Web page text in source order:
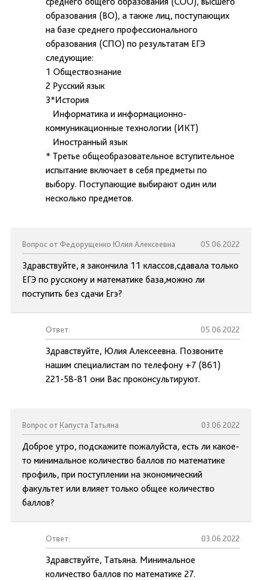
образования (ВО), а также лиц, поступающих
на базе среднего профессионального
образования (СПО) по результатам ЕГЭ
следующие:
1 Обществознание
2 Русский язык
3*История
Информатика и информационно-
коммуникационные технологии (ИКТ)
Иностранный язык
* Третье общеобразовательное вступительное
испытание включает в себя предметы по
выбору. Поступающие выбирают один или
несколько предметов.
Вопрос от Федорущенко Юлия Алексеевна 05.06.2022
Здравствуйте, я закончила 11 классов,сдавала только
ЕГЭ по русскому и математике база,можно ли
поступить без сдачи Егэ?
Ответ: 05.06.2022
Здравствуйте, Юлия Алексеевна. Позвоните
нашим специалистам по телефону +7 (861)
221-58-81 они Вас проконсультируют.
Вопрос от Капуста Татьяна 03.06.2022
Доброе утро, подскажите пожалуйста, есть ли какое-
то минимальное количество баллов по математике
профиль, при поступлении на экономический
факультет или влияет только общее количество
баллов?
Ответ: 03.06.2022
Здравствуйте, Татьяна. Минимальное
количество баллов по математике 27.